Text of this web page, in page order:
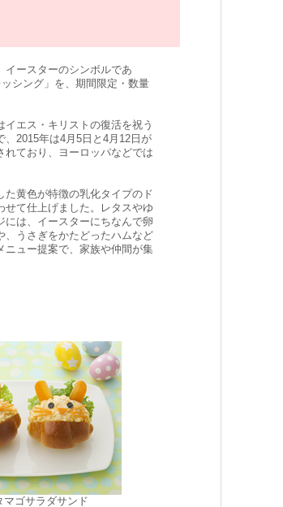
ースターのシンボルであ
シング」を、期間限定・数量
エス・キリストの復活を祝う
2015年は4月5日と4月12日が
れており、ヨーロッパなどでは
黄色が特徴の乳化タイプのド
せて仕上げました。レタスやゆ
には、イースターにちなんで卵
、うさぎをかたどったハムなど
ニュー提案で、家族や仲間が集
マゴサラダサンド